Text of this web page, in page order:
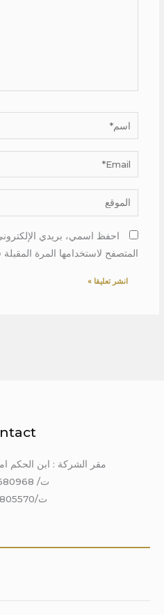
اسم*
Email*
الموقع
احفظ اسمي، بريدي
المتصفح لاستخدامها المرة
مقر الشركة : ابن الحكم
ت/ 01033680968
ت/01033805570